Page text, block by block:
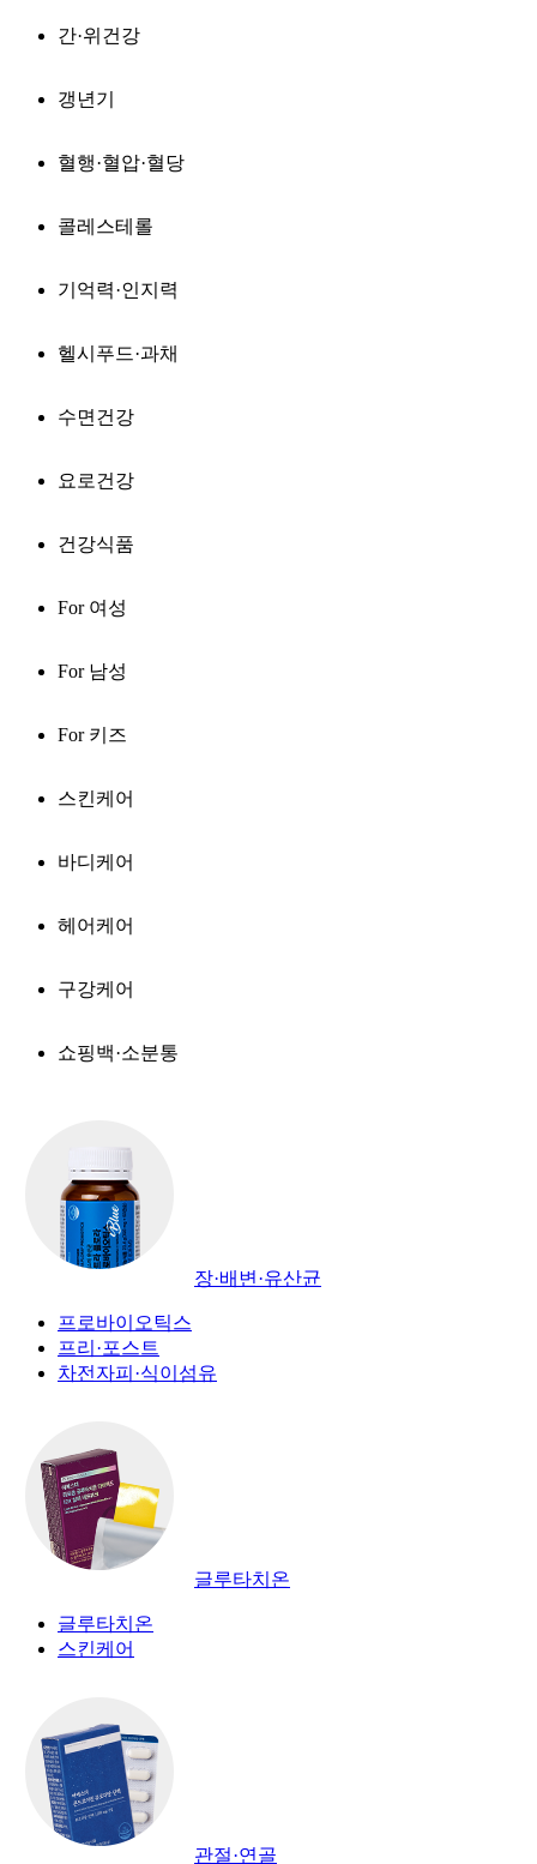
간·위건강
갱년기
혈행·혈압·혈당
콜레스테롤
기억력·인지력
헬시푸드·과채
수면건강
요로건강
건강식품
For 여성
For 남성
For 키즈
스킨케어
바디케어
헤어케어
구강케어
쇼핑백·소분통
장·배변·유산균
프로바이오틱스
프리·포스트
차전자피·식이섬유
글루타치온
글루타치온
스킨케어
관절·연골